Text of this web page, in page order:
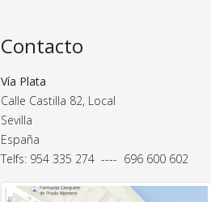
Contacto
Vía Plata
Calle Castilla 82, Local
Sevilla
España
Telfs: 954 335 274 ---- 696 600 602